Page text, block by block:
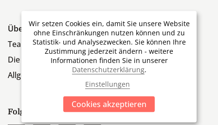
Über Ship'N'Train Travel
Team
Die Firmengruppe
Allgemeine Geschäftsbedingungen
Folgen Sie uns:
Wir setzen Cookies ein, damit Sie unsere Website
ohne Einschränkungen nutzen können und zu
Statistik- und Analysezwecken. Sie können Ihre
Zustimmung jederzeit ändern - weitere
Informationen finden Sie in unserer
Datenschutzerklärung.
Einstellungen
Cookies akzeptieren